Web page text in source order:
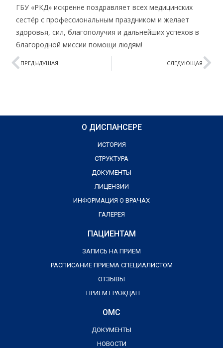
ГБУ «РКД» искренне поздравляет всех медицинских
сестёр с профессиональным праздником и желает
здоровья, сил, благополучия и дальнейших успехов в
благородной миссии помощи людям!
ПРЕДЫДУЩАЯ СЛЕДУЮЩАЯ
О ДИСПАНСЕРЕ
ИСТОРИЯ
СТРУКТУРА
ДОКУМЕНТЫ
ЛИЦЕНЗИИ
ИНФОРМАЦИЯ О ВРАЧАХ
ГАЛЕРЕЯ
ПАЦИЕНТАМ
ЗАПИСЬ НА ПРИЕМ
РАСПИСАНИЕ ПРИЕМА СПЕЦИАЛИСТОМ
ОТЗЫВЫ
ПРИЕМ ГРАЖДАН
ОМС
ДОКУМЕНТЫ
НОВОСТИ